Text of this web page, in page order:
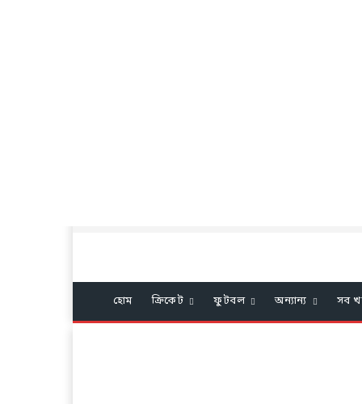
হোম ক্রিকেট ফুটবল অন্যান্য সব